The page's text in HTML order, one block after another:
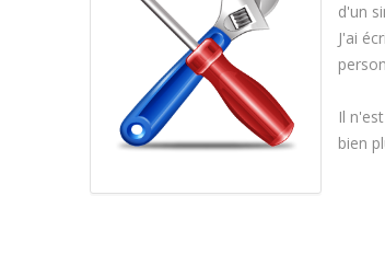
d'un
J'ai
Il
bien